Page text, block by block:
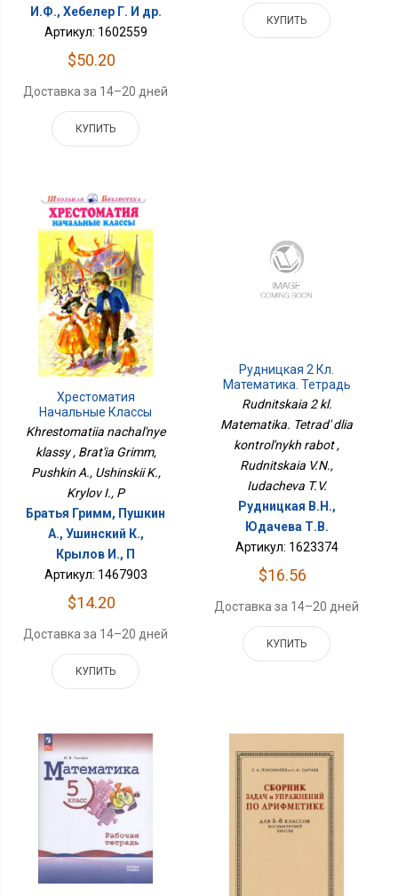
И.Ф., Хебелер Г. И др.
Артикул: 1602559
$50.20
Доставка за 14–20 дней
КУПИТЬ
КУПИТЬ
Хрестоматия
Начальные Классы
Khrestomatiia nachal'nye
klassy , Brat'ia Grimm,
Pushkin A., Ushinskii K.,
Krylov I., P
Братья Гримм, Пушкин
А., Ушинский К.,
Крылов И., П
Артикул: 1467903
$14.20
Доставка за 14–20 дней
КУПИТЬ
Рудницкая 2 Кл.
Математика. Тетрадь
Для Контрольных Работ
Rudnitskaia 2 kl.
Matematika. Tetrad' dlia
kontrol'nykh rabot ,
Rudnitskaia V.N.,
Iudacheva T.V.
Рудницкая В.Н.,
Юдачева Т.В.
Артикул: 1623374
$16.56
Доставка за 14–20 дней
КУПИТЬ